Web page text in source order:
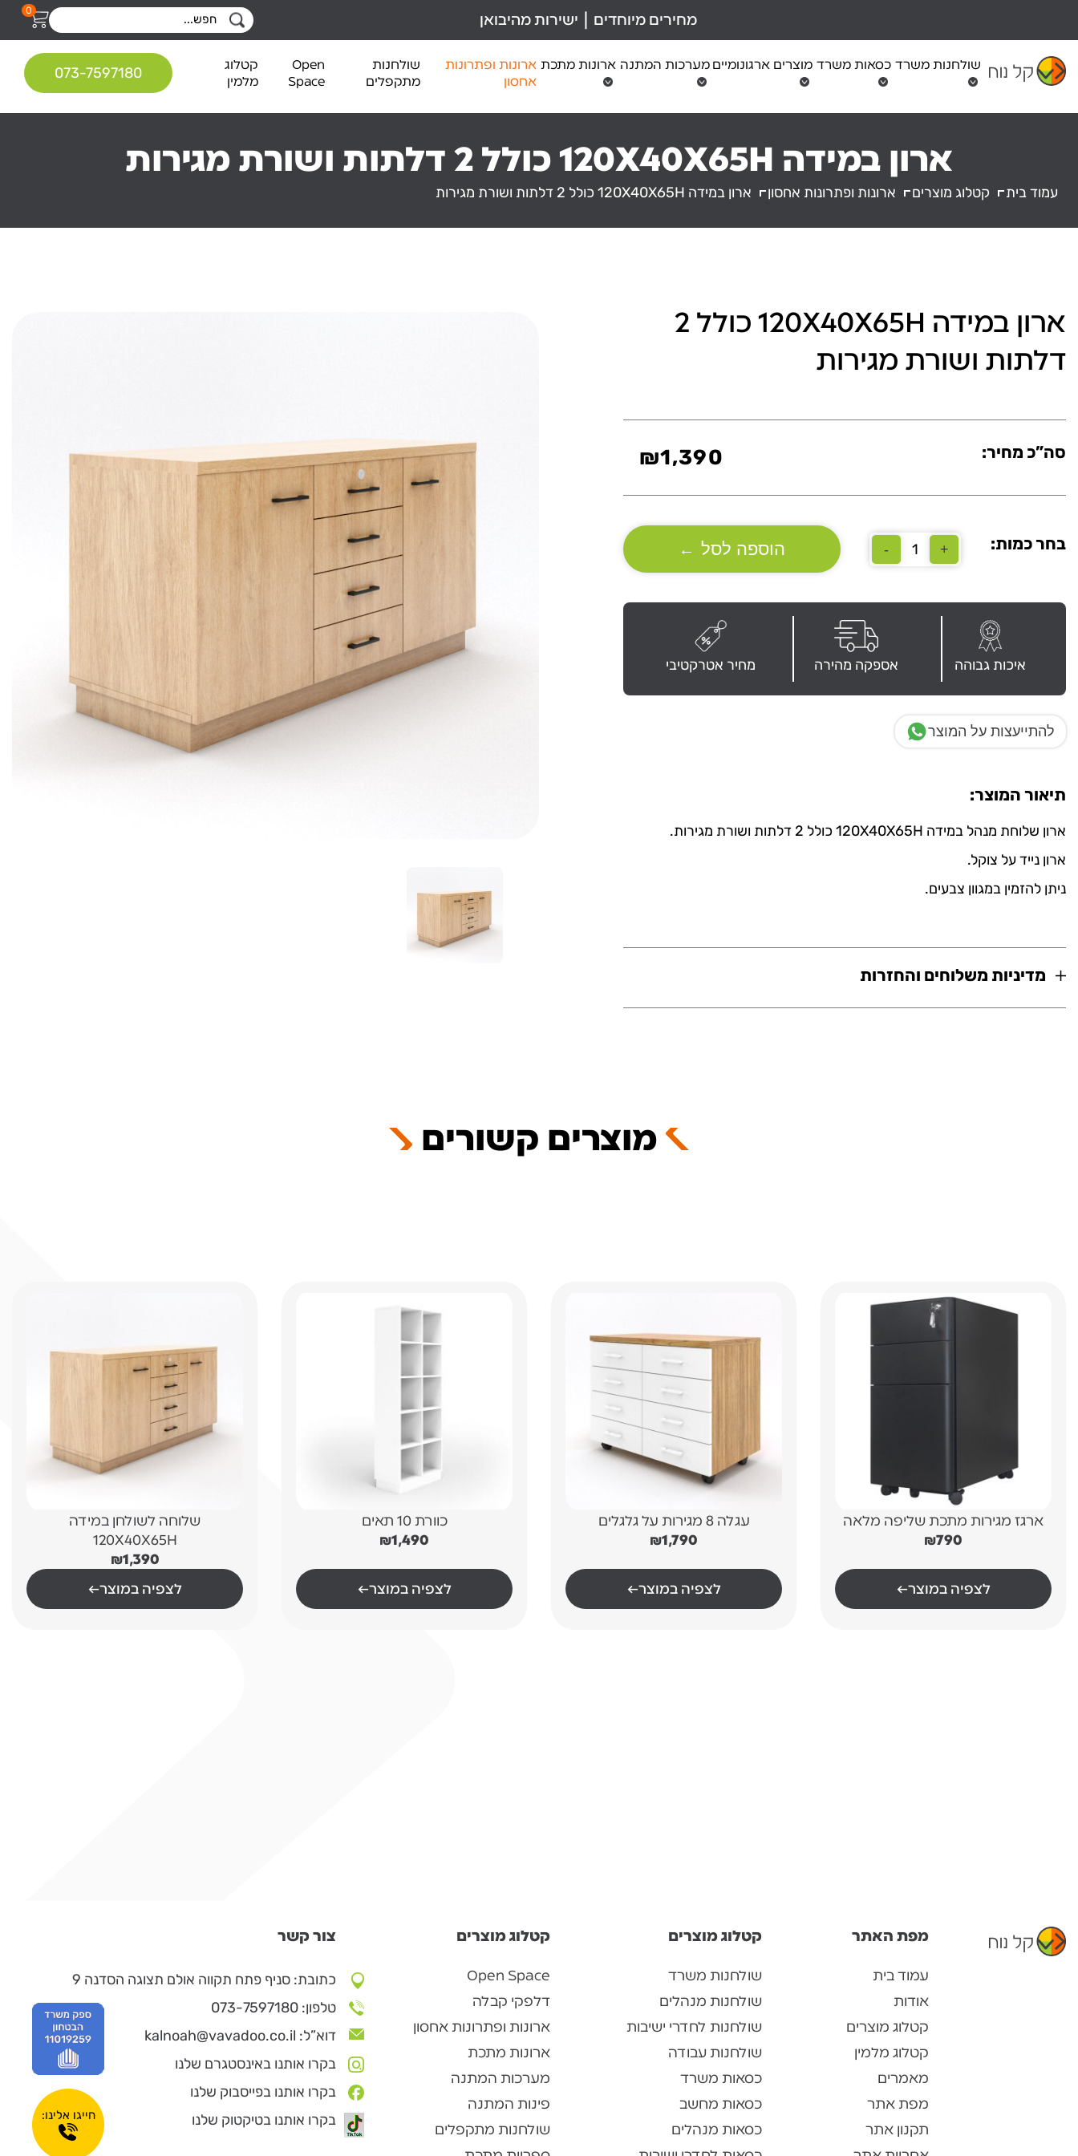
content
מחירים מיוחדים | ישירות מהיבואן 0
שולחנות משרד כסאות משרד מוצרים ארגונומיים מערכות המתנה ארונות מתכת ארונות ופתרונות
אחסון
שולחנות
מתקפלים
Open
Space
קטלוג
מלמין
073-7597180
ארון במידה 120X40X65H כולל 2 דלתות ושורת מגירות
עמוד בית קטלוג מוצרים ארונות ופתרונות אחסון ארון במידה 120X40X65H כולל 2 דלתות ושורת מגירות
ארון במידה 120X40X65H כולל 2
דלתות ושורת מגירות
סה”כ מחיר: ₪1,390
בחר כמות: +
כמות
120X40X65H
2
דלתות
ושורת
מגירות
- הוספה לסל ←
איכות גבוהה אספקה מהירה מחיר אטרקטיבי
להתייעצות על המוצר
תיאור המוצר:
ארון שלוחת מנהל במידה 120X40X65H כולל 2 דלתות ושורת מגירות.
ארון נייד על צוקל.
ניתן להזמין במגוון צבעים.
מדיניות משלוחים והחזרות
מוצרים קשורים
ארגז מגירות מתכת שליפה מלאה
₪790
←לצפיה במוצר
עגלה 8 מגירות על גלגלים
₪1,790
←לצפיה במוצר
כוורת 10 תאים
₪1,490
←לצפיה במוצר
שלוחה לשולחן במידה
120X40X65H
₪1,390
←לצפיה במוצר
חייגו אלינו:
מפת האתר
עמוד בית
אודות
קטלוג מוצרים
קטלוג מלמין
מאמרים
מפת אתר
תקנון אתר
קטלוג מוצרים
שולחנות משרד
שולחנות מנהלים
שולחנות לחדרי ישיבות
שולחנות עבודה
כסאות משרד
כסאות מחשב
כסאות מנהלים
קטלוג מוצרים
Open Space
דלפקי קבלה
ארונות ופתרונות אחסון
ארונות מתכת
מערכות המתנה
פינות המתנה
שולחנות מתקפלים
צור קשר
כתובת: סניף פתח תקווה אולם תצוגה הסדנה 9
טלפון: 073-7597180
דוא”ל: kalnoah@vavadoo.co.il
בקרו אותנו באינסטגרם שלנו
בקרו אותנו בפייסבוק שלנו
בקרו אותנו בטיקטוק שלנו